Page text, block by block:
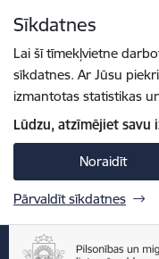
Sīkdatnes
Lai šī tīmekļvietne
sīkdatnes. Ar Jūsu
izmantotas statistikas
Lūdzu, atzīmējiet savu
Noraidīt
Pārvaldīt sīkdatnes